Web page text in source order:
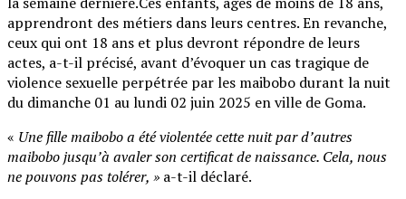
apprendront des métiers dans leurs centres. En revanche,
ceux qui ont 18 ans et plus devront répondre de leurs
actes, a-t-il précisé, avant d’évoquer un cas tragique de
violence sexuelle perpétrée par les maibobo durant la nuit
du dimanche 01 au lundi 02 juin 2025 en ville de Goma.
« Une fille maibobo a été violentée cette nuit par d’autres
maibobo jusqu’à avaler son certificat de naissance. Cela, nous
ne pouvons pas tolérer, » a-t-il déclaré.